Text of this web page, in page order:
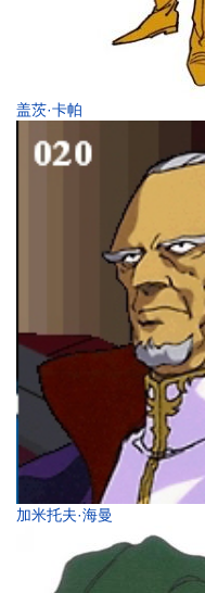
盖茨·卡帕
加米托夫·海曼